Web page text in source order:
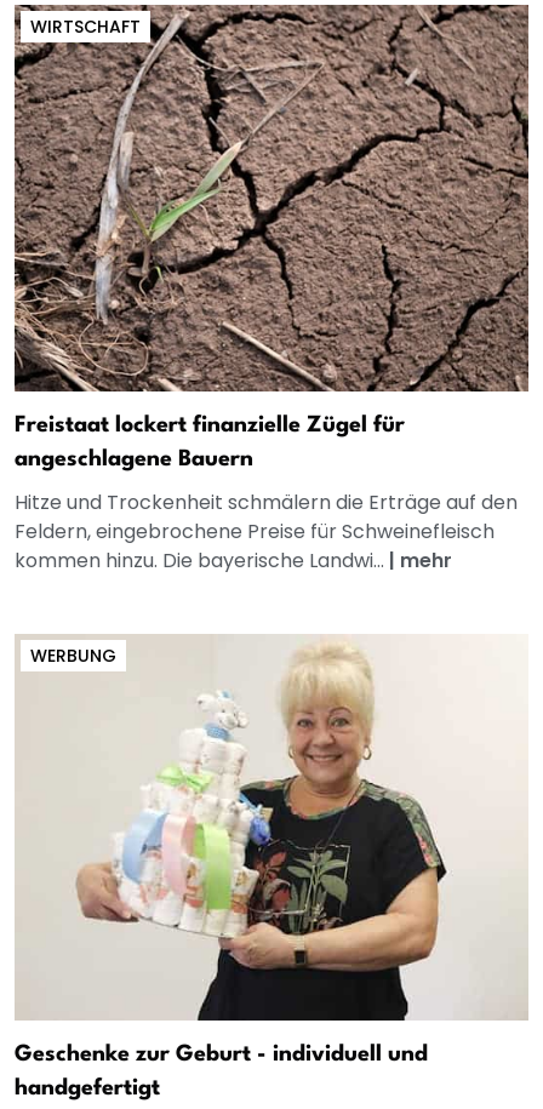
WIRTSCHAFT
Freistaat lockert finanzielle Zügel für
angeschlagene Bauern
Hitze und Trockenheit schmälern die Erträge auf den
Feldern, eingebrochene Preise für Schweinefleisch
kommen hinzu. Die bayerische Landwi... | mehr
WERBUNG
Geschenke zur Geburt - individuell und
handgefertigt